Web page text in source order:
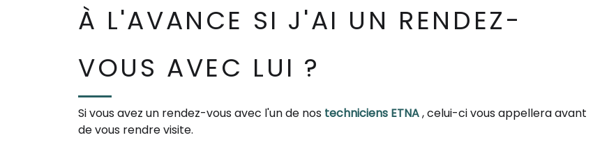
À L'AVANCE SI J'AI UN RENDEZ-
VOUS AVEC LUI ?
Si vous avez un rendez-vous avec l'un de nos techniciens ETNA, celui-ci vous appellera avant
de vous rendre visite.